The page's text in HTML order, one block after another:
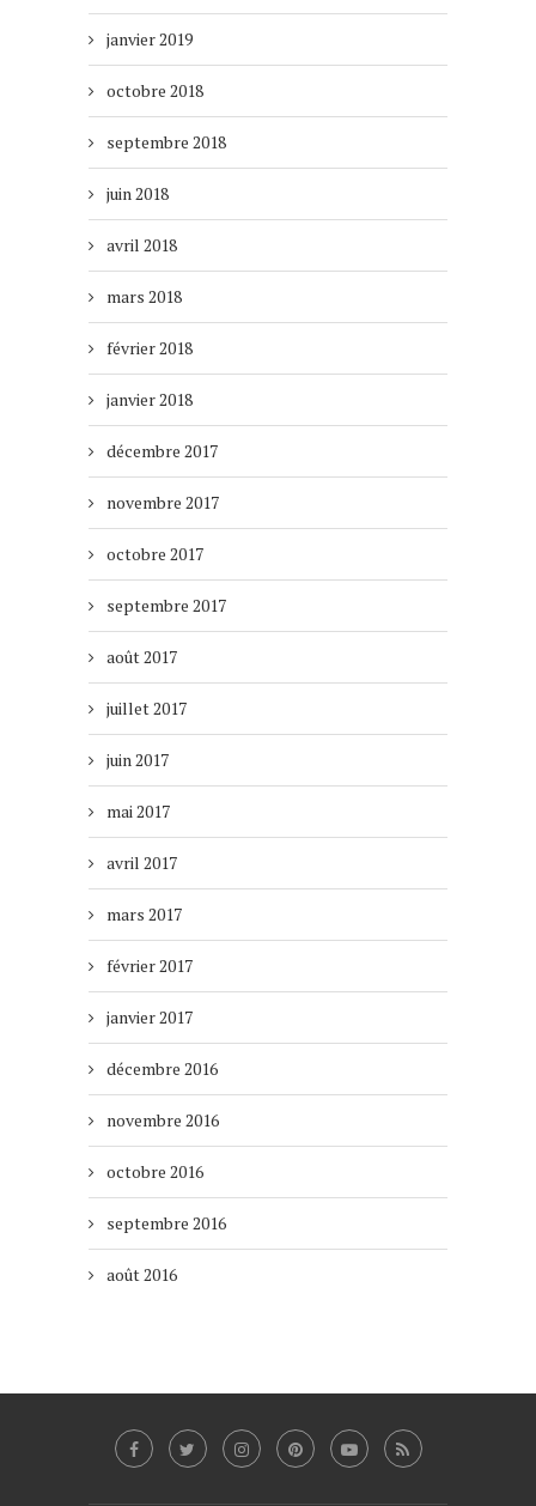
janvier 2019
octobre 2018
septembre 2018
juin 2018
avril 2018
mars 2018
février 2018
janvier 2018
décembre 2017
novembre 2017
octobre 2017
septembre 2017
août 2017
juillet 2017
juin 2017
mai 2017
avril 2017
mars 2017
février 2017
janvier 2017
décembre 2016
novembre 2016
octobre 2016
septembre 2016
août 2016